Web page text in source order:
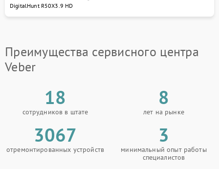
свяжитесь с нами по телефону +7 (495) 023-73-25
или посетите сервисный центр Veber по адресу ул.
DigitalHunt R50X3.9 HD
Преимущества сервисного центра
Veber
18
сотрудников в штате
8
лет на рынке
3067
отремонтированных устройств
3
минимальный опыт работы
специалистов